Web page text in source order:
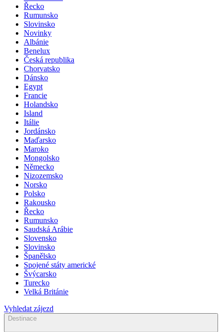
Řecko
Rumunsko
Slovinsko
Novinky
Albánie
Benelux
Česká republika
Chorvatsko
Dánsko
Egypt
Francie
Holandsko
Island
Itálie
Jordánsko
Maďarsko
Maroko
Mongolsko
Německo
Nizozemsko
Norsko
Polsko
Rakousko
Řecko
Rumunsko
Saudská Arábie
Slovensko
Slovinsko
Španělsko
Spojené státy americké
Švýcarsko
Turecko
Velká Británie
Vyhledat zájezd
Destinace